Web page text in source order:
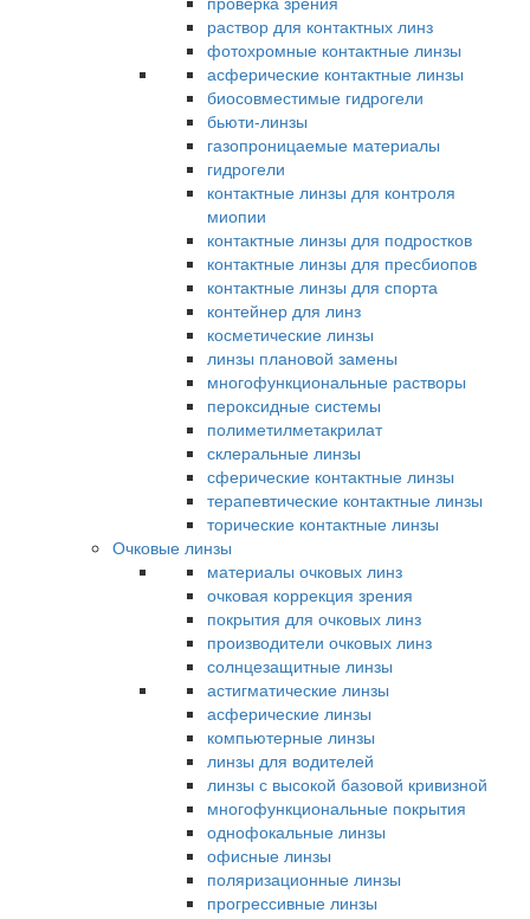
раствор для контактных линз
фотохромные контактные линзы
асферические контактные линзы
биосовместимые гидрогели
бьюти-линзы
газопроницаемые материалы
гидрогели
контактные линзы для контроля
миопии
контактные линзы для подростков
контактные линзы для пресбиопов
контактные линзы для спорта
контейнер для линз
косметические линзы
линзы плановой замены
многофункциональные растворы
пероксидные системы
полиметилметакрилат
склеральные линзы
сферические контактные линзы
терапевтические контактные линзы
торические контактные линзы
Очковые линзы
материалы очковых линз
очковая коррекция зрения
покрытия для очковых линз
производители очковых линз
солнцезащитные линзы
астигматические линзы
асферические линзы
компьютерные линзы
линзы для водителей
линзы с высокой базовой кривизной
многофункциональные покрытия
однофокальные линзы
офисные линзы
поляризационные линзы
прогрессивные линзы